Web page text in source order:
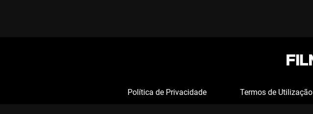
Política de Privacidade Termos de Utilização